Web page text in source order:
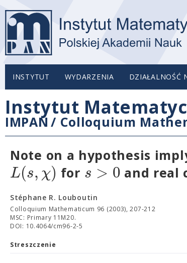
INSTYTUT WYDARZENIA DZIAŁALNOŚĆ
Instytut
IMPAN / Colloquium
Note on a hypothesis
L(s,χ) for s > 0 and real
Stéphane R. Louboutin
Colloquium Mathematicum 96 (2003), 207-212
MSC: Primary 11M20.
DOI: 10.4064/cm96-2-5
Streszczenie